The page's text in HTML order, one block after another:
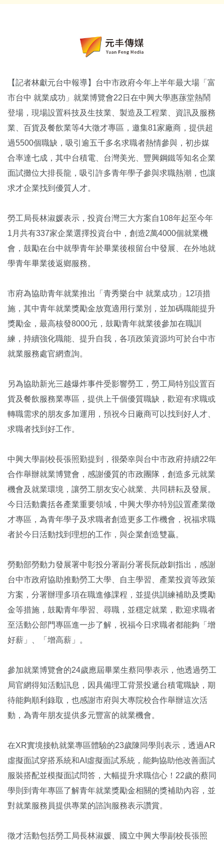
【記者林獻元台中報導】台中市政府今年上半年最大場「富
市台中 就業成功」就業博覽會22日在中興大學惠蓀堂熱鬧
登場，現場設置科技及生技業、製造及工程業、資訊及服務
業、百貨及餐飲業等4大徵才專區，邀集81家廠商，提供超
過5500個職缺，吸引逾五千多名求職者熱情參與，初步媒
合率達七成，其中台積電、台灣美光、豐興鋼鐵等知名企業
面試攤位大排長龍，吸引許多青年學子參與求職熱潮，也讓
求才企業找到優質人才。
勞工局長林淑媛表示，投資台灣三大方案自108年起至今年
1月共有337家企業選擇投資台中，創造2萬4000個就業機
會，鼓勵在台中就學青年於畢業後根留台中發展、在外地就
學青年畢業後返鄉服務。
市府為協助青年就業推出「青秀樂台中 就業成功」12項措
施，其中青年就業獎勵金放寬適用行業別，並加碼職能提升
獎勵金，最高核發8000元，鼓勵青年就業後參加在職訓
練，持續強化職能、提升自我，各項政策資源均可於台中市
就業服務處官網查詢。
另為協助新光三越爆炸事件受影響勞工，勞工局特別設置百
貨及餐飲服務業專區，提供上千個優質職缺，歡迎有求職或
轉職需求的朋友多加運用，預祝今日廠商可以找到好人才、
求職者找到好工作。
中興大學副校長張照勤提到，很榮幸與台中市政府持續22年
合作舉辦就業博覽會，感謝優質的市政團隊，創造多元就業
機會及就業環境，讓勞工朋友安心就業、共同耕耘及發展。
今日活動囊括各產業重要領域，中興大學亦特別設置產業徵
才專區，為青年學子及求職者創造更多工作機會，祝福求職
者於今日活動找到理想的工作，與企業創造雙贏。
勞動部勞動力發展署中彰投分署副分署長阮啟釧指出，感謝
台中市政府協助推動勞工大學、自主學習、產業投資等政策
方案，分署辦理多項在職進修課程，並提供訓練補助及獎勵
金等措施，鼓勵青年學習、尋職，並穩定就業，歡迎求職者
至活動公部門專區進一步了解，祝福今日求職者都能夠「增
好薪」、「增高薪」。
參加就業博覽會的24歲應屆畢業生蔡同學表示，他透過勞工
局官網得知活動訊息，因具備理工背景投遞台積電職缺，期
待能夠順利錄取，也感謝市府與大專院校合作舉辦這次活
動，為青年朋友提供多元豐富的就業機會。
在XR實境接軌就業專區體驗的23歲陳同學則表示，透過AR
虛擬面試穿搭系統和AI虛擬面試系統，能夠協助他改善面試
服裝搭配並模擬面試問答，大幅提升求職信心！22歲的蔡同
學則到青年專區了解青年就業獎勵金相關的獎補助內容，並
對就業服務員提供專業的諮詢服務表示讚賞。
徵才活動包括勞工局長林淑媛、國立中興大學副校長張照